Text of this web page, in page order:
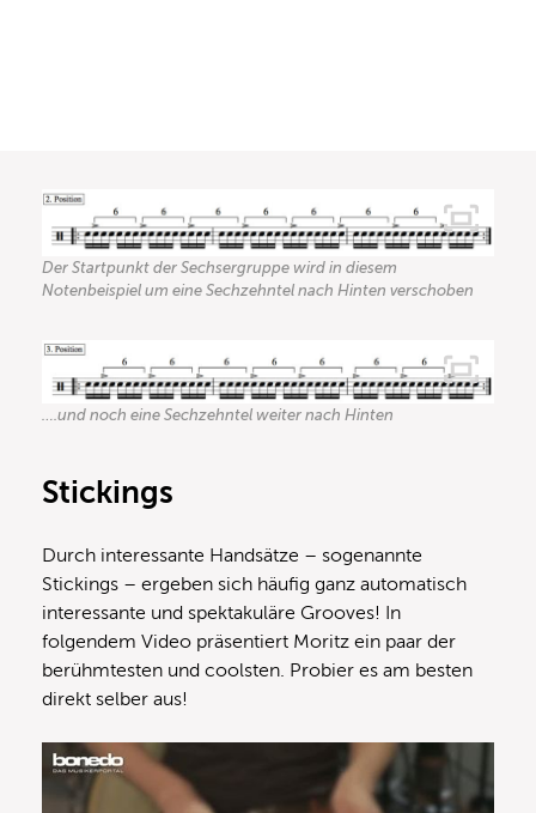
Der Startpunkt der Sechsergruppe wird in diesem
Notenbeispiel um eine Sechzehntel nach Hinten verschoben
….und noch eine Sechzehntel weiter nach Hinten
Stickings
Durch interessante Handsätze – sogenannte
Stickings – ergeben sich häufig ganz automatisch
interessante und spektakuläre Grooves! In
folgendem Video präsentiert Moritz ein paar der
berühmtesten und coolsten. Probier es am besten
direkt selber aus!